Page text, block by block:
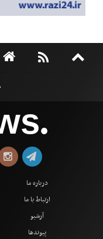
●
درباره ما
ارتباط با ما
آرشیو
پیوندها